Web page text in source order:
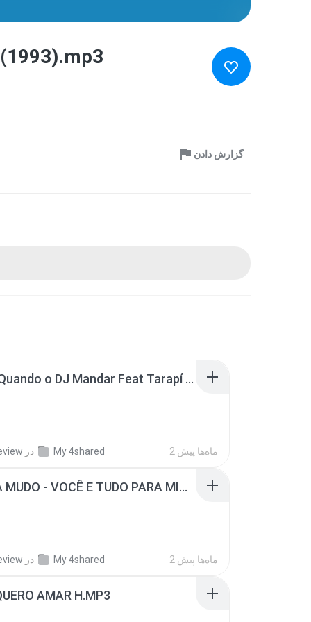
گزارش دادن
Dennis Quando o DJ Mandar Feat Tarapí e Neblina Clipe Oficial.mp3
در My 4shared 2 ماه‌ها پیش
CINEMA MUDO - VOCÊ E TUDO PARA MIM (128 kbps).mp3
در My 4shared 2 ماه‌ها پیش
AMAR H.MP3